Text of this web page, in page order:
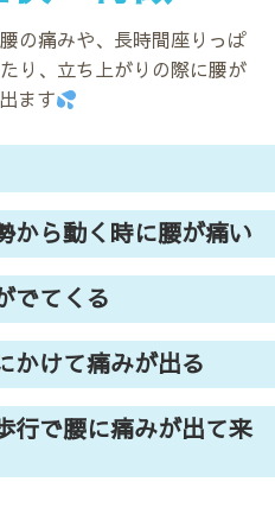
の痛みや、長時間座りっぱ
り、立ち上がりの際に腰が
ます
から動く時に腰が痛い
でてくる
かけて痛みが出る
行で腰に痛みが出て来